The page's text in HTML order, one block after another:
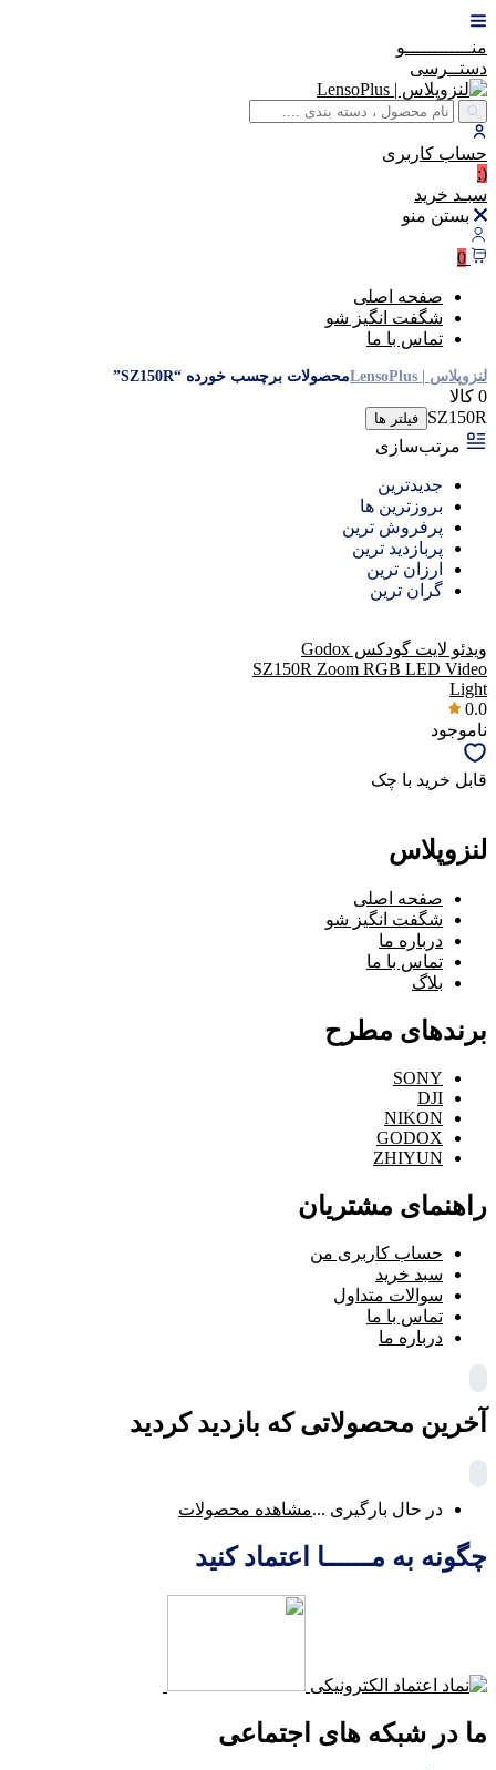
منــــــــــــو
دستــرسی
حساب کاربری
(:
سبـد خرید
بستن منو
0
صفحه اصلی
شگفت انگیز شو
تماس با ما
لنزوپلاس | LensoPlus محصولات برچسب خورده “SZ150R”
0 کالا
SZ150R فیلتر ها
مرتب‌سازی
جدیدترین
بروزترین ها
پرفروش ترین
پربازدید ترین
ارزان ترین
گران ترین
ویدئو لایت گودکس Godox
SZ150R Zoom RGB LED Video
Light
0.0
ناموجود
قابل خرید با چک
لنزوپلاس
صفحه اصلی
شگفت انگیز شو
درباره ما
تماس با ما
بلاگ
برندهای مطرح
SONY
DJI
NIKON
GODOX
ZHIYUN
راهنمای مشتریان
حساب کاربری من
سبد خرید
سوالات متداول
تماس با ما
درباره ما
آخرین محصولاتی که بازدید کردید
در حال بارگیری ...مشاهده محصولات
چگونه به مــــــا اعتماد کنید
ما در شبکه های اجتماعی